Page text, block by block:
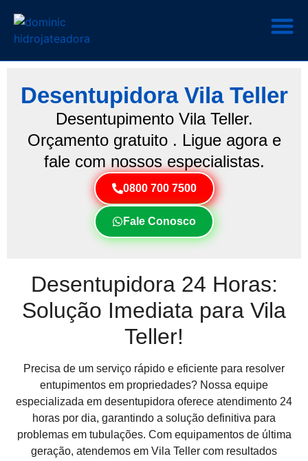
Desentupidora Vila Teller
Desentupimento Vila Teller.
Orçamento gratuito . Ligue agora e
fale com nossos especialistas.
0800 700 7500
Fale Conosco
Desentupidora 24 Horas:
Solução Imediata para Vila
Teller!
Precisa de um serviço rápido e eficiente para resolver
entupimentos em propriedades? Nossa equipe
especializada em desentupidora oferece atendimento 24
horas por dia, garantindo a solução definitiva para
problemas em tubulações. Com equipamentos de última
geração, atendemos em Vila Teller com resultados